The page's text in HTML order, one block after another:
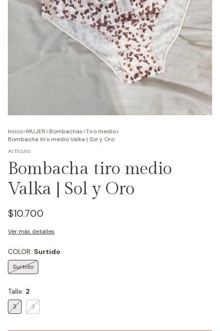
Inicio>MUJER>Bombachas>Tiro medio>
Bombacha tiro medio Valka | Sol y Oro
Bombacha tiro medio
Valka | Sol y Oro
$10.700
Ver más detalles
COLOR: Surtido
Surtido
Talle: 2
2 3